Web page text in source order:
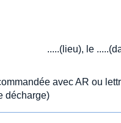
.....(lieu), le
avec AR ou
décharge)